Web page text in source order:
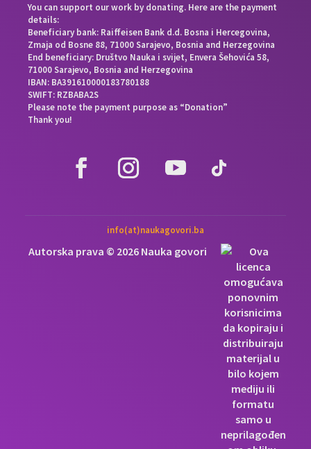
You can support our work by donating. Here are the payment
details:
Beneficiary bank: Raiffeisen Bank d.d. Bosna i Hercegovina,
Zmaja od Bosne 88, 71000 Sarajevo, Bosnia and Herzegovina
End beneficiary: Društvo Nauka i svijet, Envera Šehovića 58,
71000 Sarajevo, Bosnia and Herzegovina
IBAN: BA391610000183780188
SWIFT: RZBABA2S
Please note the payment purpose as “Donation”
Thank you!
info(at)naukagovori.ba
Autorska prava © 2026 Nauka govori